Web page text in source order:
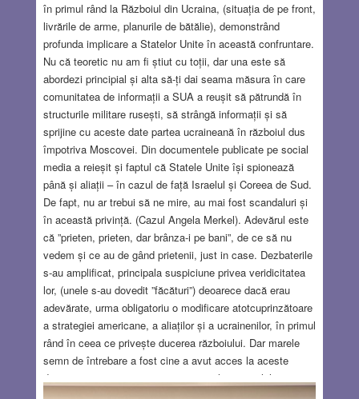
în primul rând la Războiul din Ucraina, (situația de pe front,
livrările de arme, planurile de bătălie), demonstrând
profunda implicare a Statelor Unite în această confruntare.
Nu că teoretic nu am fi știut cu toții, dar una este să
abordezi principial și alta să-ți dai seama măsura în care
comunitatea de informații a SUA a reușit să pătrundă în
structurile militare rusești, să strângă informații și să
sprijine cu aceste date partea ucraineană în războiul dus
împotriva Moscovei. Din documentele publicate pe social
media a reieșit și faptul că Statele Unite își spionează
până și aliații – în cazul de față Israelul și Coreea de Sud.
De fapt, nu ar trebui să ne mire, au mai fost scandaluri și
în această privință. (Cazul Angela Merkel). Adevărul este
că ”prieten, prieten, dar brânza-i pe bani”, de ce să nu
vedem și ce au de gând prietenii, just in case. Dezbaterile
s-au amplificat, principala suspiciune privea veridicitatea
lor, (unele s-au dovedit ”făcături”) deoarece dacă erau
adevărate, urma obligatoriu o modificare atotcuprinzătoare
a strategiei americane, a aliaților și a ucrainenilor, în primul
rând în ceea ce privește ducerea războiului. Dar marele
semn de întrebare a fost cine a avut acces la aceste
documente secrete și cum au ajuns ele pe rețelele
sociale, în ce măsură sunt implicați hackerii ruși și cui